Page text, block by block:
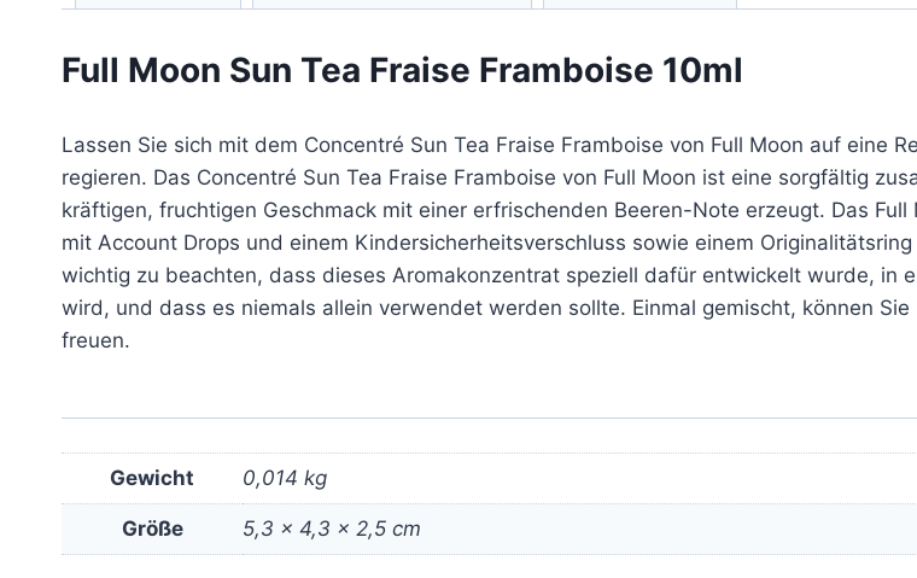
Full Moon Sun Tea Fraise Framboise 10ml
Lassen Sie sich mit dem Concentré Sun Tea Fraise Framboise von Full Moon auf eine
regieren. Das Concentré Sun Tea Fraise Framboise von Full Moon ist eine sorgfältig
kräftigen, fruchtigen Geschmack mit einer erfrischenden Beeren-Note erzeugt. Das
mit Account Drops und einem Kindersicherheitsverschluss sowie einem
wichtig zu beachten, dass dieses Aromakonzentrat speziell dafür entwickelt wurde, in
wird, und dass es niemals allein verwendet werden sollte. Einmal gemischt, können
freuen.
Gewicht 0,014 kg
Größe 5,3 × 4,3 × 2,5 cm